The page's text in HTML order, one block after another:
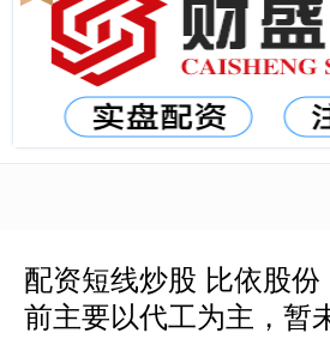
配资短线炒股 比依股份
前主要以代工为主，暂